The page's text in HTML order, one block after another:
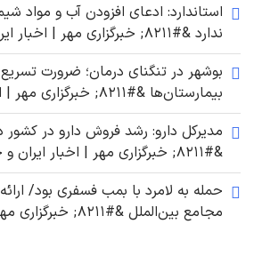
استاندارد: ادعای افزودن آب و مواد
ندارد &#۸۲۱۱; خبرگزاری مهر | اخبار ایران و جهان
بوشهر در تنگنای درمان؛ ضرورت
بیمارستان‌ها &#۸۲۱۱; خبرگزاری مهر | اخبار ایران و جهان
مدیرکل دارو: رشد فروش دارو در کشور
&#۸۲۱۱; خبرگزاری مهر | اخبار ایران و جهان
حمله به لامرد با بمب فسفری بود/
مجامع بین‌الملل &#۸۲۱۱; خبرگزاری مهر | اخبار ایران و جهان